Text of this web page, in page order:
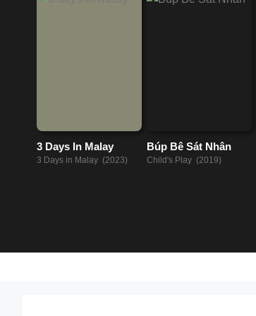
3 Days In Malay
3 Days in Malay (2023)
Búp Bê Sát Nhân
Child's Play (2019)